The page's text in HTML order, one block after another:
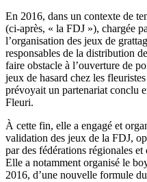
En 2016, dans un contexte de
(ci-après, « la FDJ »), chargée
l’organisation des jeux de
responsables de la distribution
faire obstacle à l’ouverture de
jeux de hasard chez les
prévoyait un partenariat conclu
Fleuri.
À cette fin, elle a engagé et
validation des jeux de la FDJ,
par des fédérations régionales
Elle a notamment organisé le
2016, d’une nouvelle formule